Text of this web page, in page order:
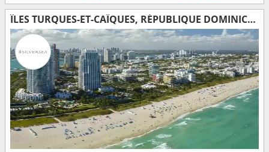
ÎLES TURQUES-ET-CAÏQUES, RÉPUBLIQUE DOMINICAINE, BAHAMAS, ÉTATS-UNIS